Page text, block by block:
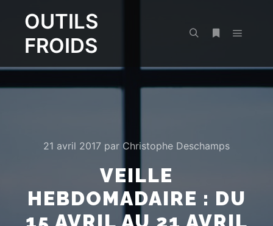
OUTILS
FROIDS
21 avril 2017 par Christophe Deschamps
VEILLE
HEBDOMADAIRE : DU
15 AVRIL AU 21 AVRIL